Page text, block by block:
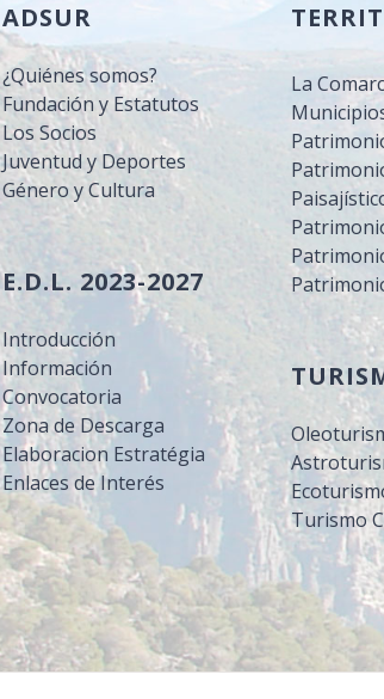
ADSUR
¿Quiénes somos?
Fundación y Estatutos
Los Socios
Juventud y Deportes
Género y Cultura
E.D.L. 2023-2027
Introducción
Información
Convocatoria
Zona de Descarga
Elaboracion Estratégia
Enlaces de Interés
La
Turismo